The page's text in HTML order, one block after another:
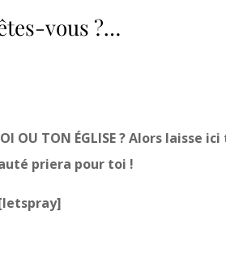
vous ?…
OU TON ÉGLISE ? Alors laisse
priera pour toi !